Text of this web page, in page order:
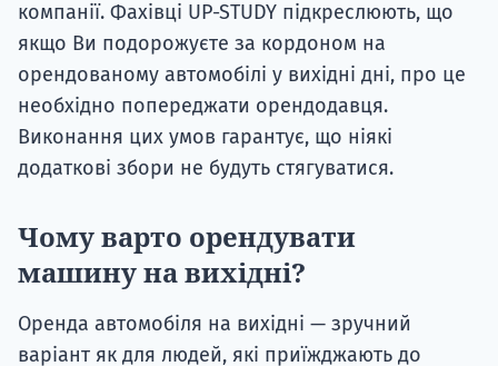
компанії. Фахівці UP-STUDY підкреслюють, що
якщо Ви подорожуєте за кордоном на
орендованому автомобілі у вихідні дні, про це
необхідно попереджати орендодавця.
Виконання цих умов гарантує, що ніякі
додаткові збори не будуть стягуватися.
Чому варто орендувати
машину на вихідні?
Оренда автомобіля на вихідні — зручний
варіант як для людей, які приїжджають до